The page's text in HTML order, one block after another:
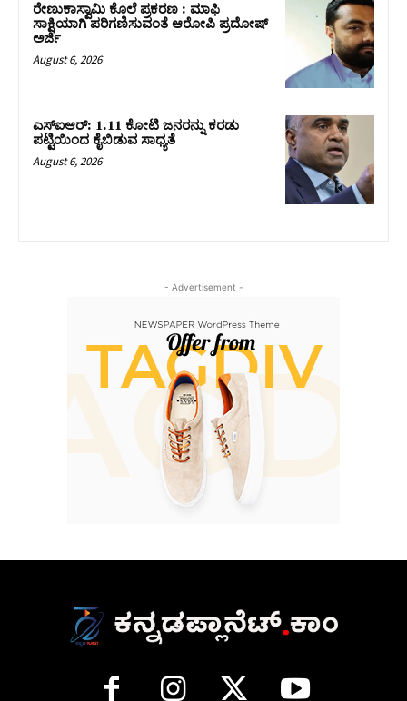
ರೇಣುಕಾಸ್ವಾಮಿ ಕೊಲೆ ಪ್ರಕರಣ : ಮಾಫಿ
ಸಾಕ್ಷಿಯಾಗಿ ಪರಿಗಣಿಸುವಂತೆ ಆರೋಪಿ ಪ್ರದೋಷ್‌
ಅರ್ಜಿ
August 6, 2026
ಎಸ್‌ಐಆರ್‌: 1.11 ಕೋಟಿ ಜನರನ್ನು ಕರಡು
ಪಟ್ಟಿಯಿಂದ ಕೈಬಿಡುವ ಸಾಧ್ಯತೆ
August 6, 2026
- Advertisement -